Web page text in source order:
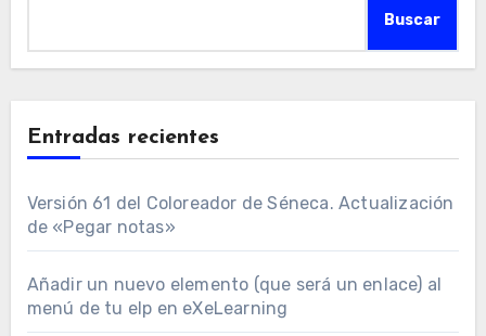
Buscar
Entradas recientes
Versión 61 del Coloreador de Séneca. Actualización
de «Pegar notas»
Añadir un nuevo elemento (que será un enlace) al
menú de tu elp en eXeLearning